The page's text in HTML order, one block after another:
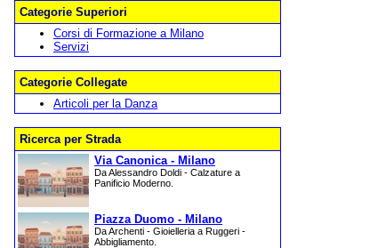
Categorie Superiori
Corsi di Formazione a Milano
Servizi
Categorie Collegate
Articoli per la Danza
Ricerca per Strada
Via Canonica - Milano
Da Alessandro Doldi - Calzature a
Panificio Moderno.
Piazza Duomo - Milano
Da Archenti - Gioielleria a Ruggeri -
Abbigliamento.